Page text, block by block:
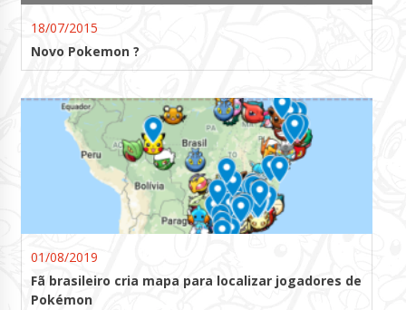
18/07/2015
Novo Pokemon ?
01/08/2019
Fã brasileiro cria mapa para localizar jogadores de
Pokémon